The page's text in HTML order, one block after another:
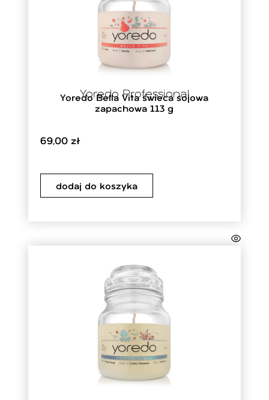
Yoredo Professional
Yoredo Bella Vita świeca sojowa
zapachowa 113 g
69,00 zł
dodaj do koszyka